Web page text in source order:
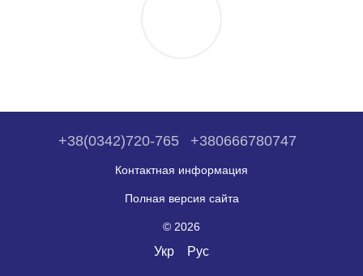
+38(0342)720-765 +380666780747
Контактная информация
Полная версия сайта
© 2026
Укр Рус